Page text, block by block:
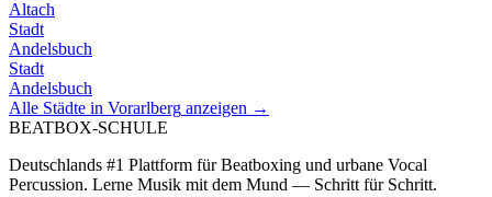
Altach
Stadt
Andelsbuch
Stadt
Andelsbuch
Alle Städte in Vorarlberg anzeigen →
BEATBOX-SCHULE
Deutschlands #1 Plattform für Beatboxing und urbane Vocal
Percussion. Lerne Musik mit dem Mund — Schritt für Schritt.